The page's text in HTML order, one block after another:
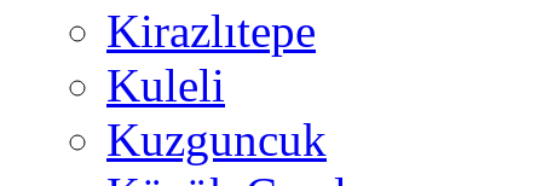
Kirazlıtepe
Kuleli
Kuzguncuk